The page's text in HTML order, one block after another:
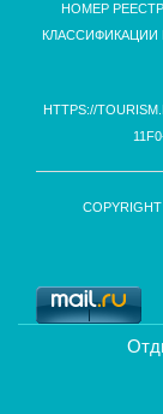
НОМЕР
КЛАССИФИКАЦИИ
HTTPS://